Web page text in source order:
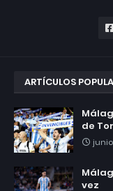
ARTÍCULOS
de
vez